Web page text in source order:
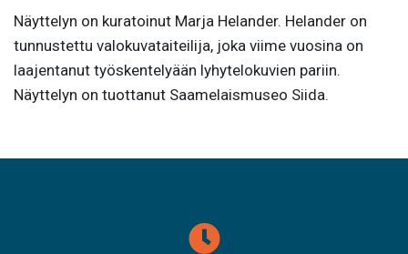
Näyttelyn on kuratoinut Marja Helander. Helander on
tunnustettu valokuvataiteilija, joka viime vuosina on
laajentanut työskentelyään lyhytelokuvien pariin.
Näyttelyn on tuottanut Saamelaismuseo Siida.